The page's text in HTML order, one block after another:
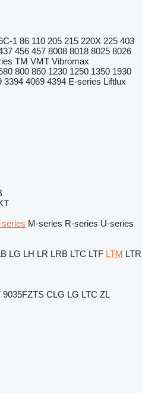
1 86 110 205 215 220X 225 403
456 457 8008 8018 8025 8026
TM VMT Vibromax
800 860 1230 1250 1350 1930
3394 4069 4394 E-series Liftlux
series M-series R-series U-series
LG LH LR LRB LTC LTF LTM LTR
9035FZTS CLG LG LTC ZL